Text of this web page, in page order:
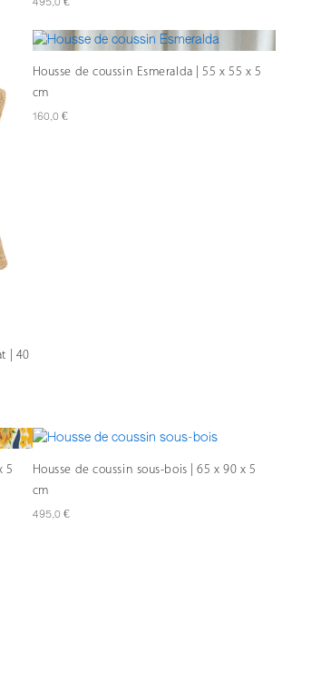
495,0
| 40
Housse de coussin Esmeralda | 55 x 55 x 5
cm
160,0 €
5
Housse de coussin sous-bois | 65 x 90 x 5
cm
495,0 €